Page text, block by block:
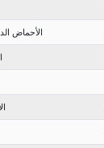
الأحماض